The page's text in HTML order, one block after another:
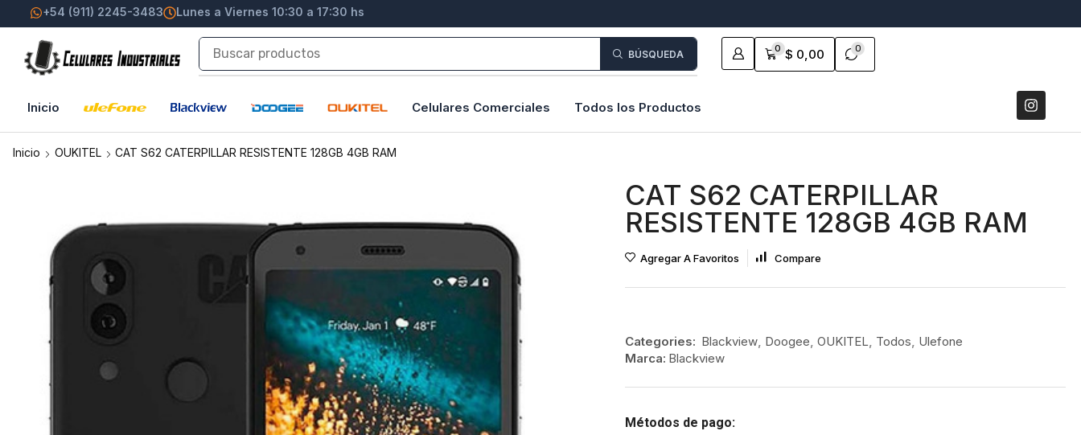
+54 (911) 2245-3483 Lunes a Viernes 10:30 a 17:30 hs
BÚSQUEDA 0 $ 0,00 0
Inicio Celulares Comerciales Todos los Productos
Inicio OUKITEL CAT S62 CATERPILLAR RESISTENTE 128GB 4GB RAM
CAT S62 CATERPILLAR
RESISTENTE 128GB 4GB RAM
Agregar A Favoritos Compare
Categories: Blackview, Doogee, OUKITEL, Todos, Ulefone
Marca: Blackview
Métodos de pago: